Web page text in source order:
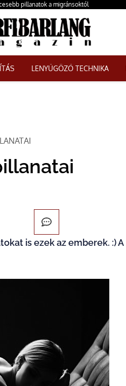
pillanatok a migránsoktól
LENYŰGÖZŐ TECHNIKA
is ezek az emberek. :) A